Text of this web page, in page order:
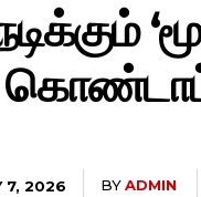
7, 2026 BYADMIN